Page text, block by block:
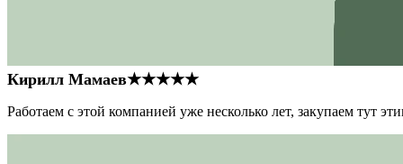
Кирилл Мамаев★★★★★
Работаем с этой компанией уже несколько лет, закупаем тут